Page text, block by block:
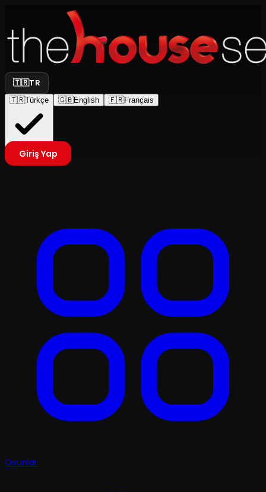
🇹🇷TR
🇹🇷Türkçe 🇬🇧English 🇫🇷Français
Giriş Yap
Oyunlar